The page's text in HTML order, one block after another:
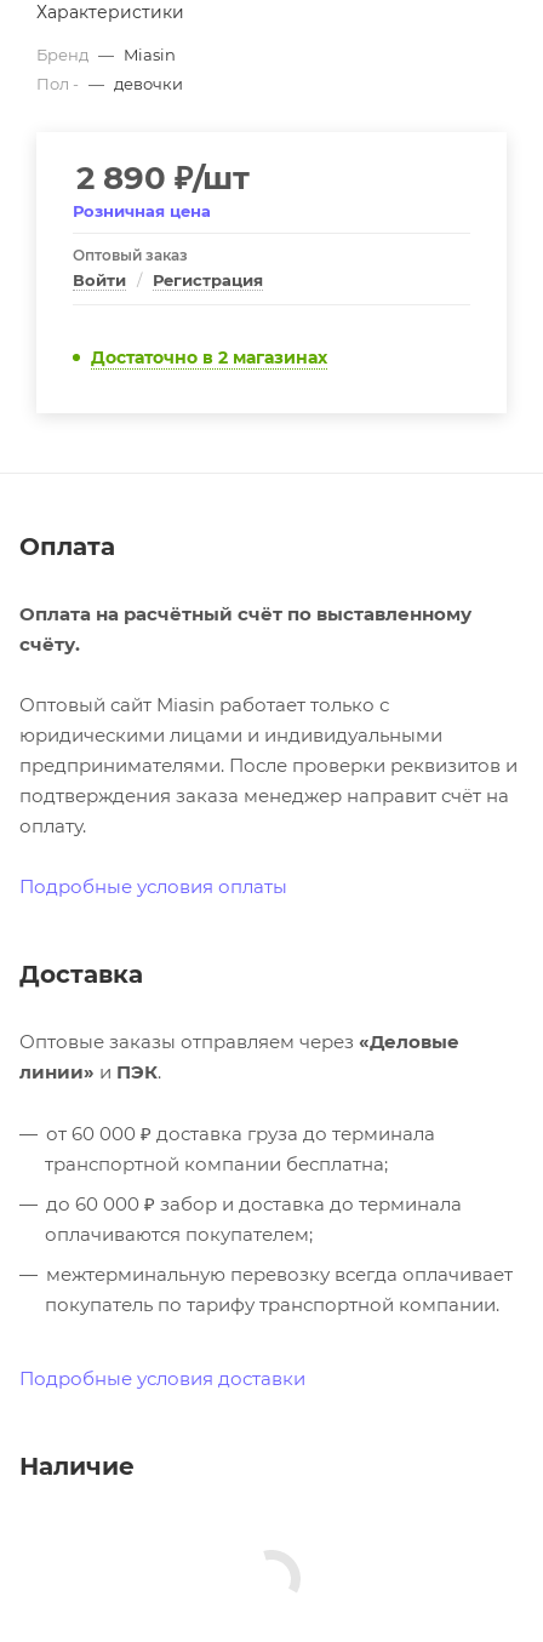
Характеристики
Бренд — Miasin
Пол - — девочки
2 890 ₽/шт
Розничная цена
Оптовый заказ
Войти / Регистрация
Достаточно в 2 магазинах
Оплата
Оплата на расчётный счёт по выставленному
счёту.
Оптовый сайт Miasin работает только с
юридическими лицами и индивидуальными
предпринимателями. После проверки реквизитов и
подтверждения заказа менеджер направит счёт на
оплату.
Подробные условия оплаты
Доставка
Оптовые заказы отправляем через «Деловые
линии» и ПЭК.
от 60 000 ₽ доставка груза до терминала
транспортной компании бесплатна;
до 60 000 ₽ забор и доставка до терминала
оплачиваются покупателем;
межтерминальную перевозку всегда оплачивает
покупатель по тарифу транспортной компании.
Подробные условия доставки
Наличие